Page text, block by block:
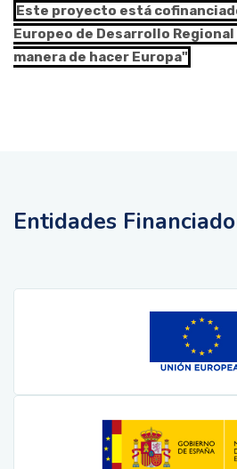
Este proyecto está
Europeo de Desarrollo Regional
manera de hacer Europa"
Entidades